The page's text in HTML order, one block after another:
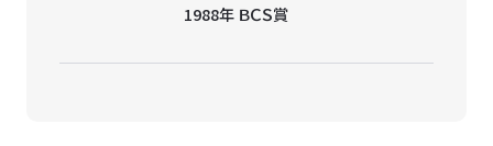
1988年 ＢＣＳ賞